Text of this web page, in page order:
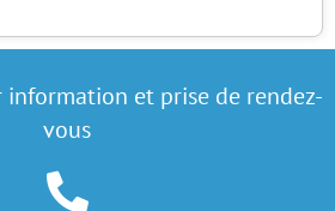
information et prise de rendez-
vous